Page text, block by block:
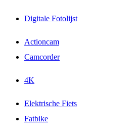
Digitale Fotolijst
Actioncam
Camcorder
4K
Elektrische Fiets
Fatbike